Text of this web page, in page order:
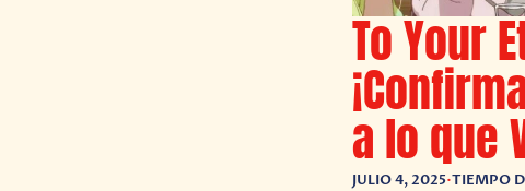
To Your
a lo que
JULIO 4, 2025•TIEMPO